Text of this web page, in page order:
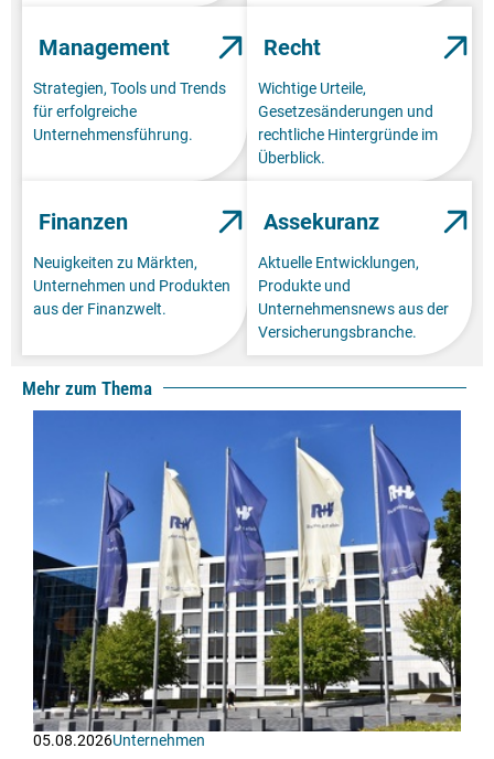
Management
Strategien, Tools und Trends
für erfolgreiche
Unternehmensführung.
Recht
Wichtige Urteile,
Gesetzesänderungen und
rechtliche Hintergründe im
Überblick.
Finanzen
Neuigkeiten zu Märkten,
Unternehmen und Produkten
aus der Finanzwelt.
Assekuranz
Aktuelle Entwicklungen,
Produkte und
Unternehmensnews aus der
Versicherungsbranche.
Mehr zum Thema
05.08.2026Unternehmen